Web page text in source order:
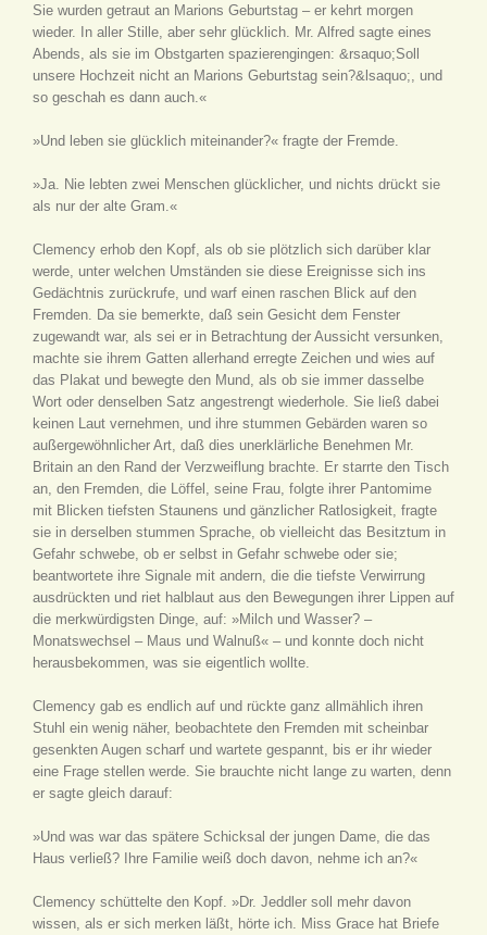
Sie wurden getraut an Marions Geburtstag – er kehrt morgen
wieder. In aller Stille, aber sehr glücklich. Mr. Alfred sagte eines
Abends, als sie im Obstgarten spazierengingen: &rsaquo;Soll
unsere Hochzeit nicht an Marions Geburtstag sein?&lsaquo;, und
so geschah es dann auch.«
»Und leben sie glücklich miteinander?« fragte der Fremde.
»Ja. Nie lebten zwei Menschen glücklicher, und nichts drückt sie
als nur der alte Gram.«
Clemency erhob den Kopf, als ob sie plötzlich sich darüber klar
werde, unter welchen Umständen sie diese Ereignisse sich ins
Gedächtnis zurückrufe, und warf einen raschen Blick auf den
Fremden. Da sie bemerkte, daß sein Gesicht dem Fenster
zugewandt war, als sei er in Betrachtung der Aussicht versunken,
machte sie ihrem Gatten allerhand erregte Zeichen und wies auf
das Plakat und bewegte den Mund, als ob sie immer dasselbe
Wort oder denselben Satz angestrengt wiederhole. Sie ließ dabei
keinen Laut vernehmen, und ihre stummen Gebärden waren so
außergewöhnlicher Art, daß dies unerklärliche Benehmen Mr.
Britain an den Rand der Verzweiflung brachte. Er starrte den Tisch
an, den Fremden, die Löffel, seine Frau, folgte ihrer Pantomime
mit Blicken tiefsten Staunens und gänzlicher Ratlosigkeit, fragte
sie in derselben stummen Sprache, ob vielleicht das Besitztum in
Gefahr schwebe, ob er selbst in Gefahr schwebe oder sie;
beantwortete ihre Signale mit andern, die die tiefste Verwirrung
ausdrückten und riet halblaut aus den Bewegungen ihrer Lippen auf
die merkwürdigsten Dinge, auf: »Milch und Wasser? –
Monatswechsel – Maus und Walnuß« – und konnte doch nicht
herausbekommen, was sie eigentlich wollte.
Clemency gab es endlich auf und rückte ganz allmählich ihren
Stuhl ein wenig näher, beobachtete den Fremden mit scheinbar
gesenkten Augen scharf und wartete gespannt, bis er ihr wieder
eine Frage stellen werde. Sie brauchte nicht lange zu warten, denn
er sagte gleich darauf:
»Und was war das spätere Schicksal der jungen Dame, die das
Haus verließ? Ihre Familie weiß doch davon, nehme ich an?«
Clemency schüttelte den Kopf. »Dr. Jeddler soll mehr davon
wissen, als er sich merken läßt, hörte ich. Miss Grace hat Briefe